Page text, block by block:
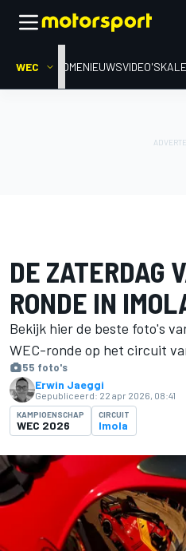
WEC HOMENIEUWSVIDEO'S
DE ZATERDAG
RONDE IN
Bekijk hier de beste foto's
WEC-ronde op het circuit
55 foto's
Erwin Jaeggi
Gepubliceerd: 22 apr 2026, 08:41
KAMPIOENSCHAP
WEC 2026
CIRCUIT
Imola